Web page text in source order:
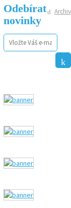
Archiv
Odebírat
novinky